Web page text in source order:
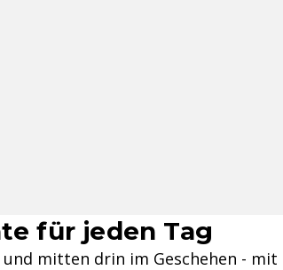
für jeden Tag
mitten drin im Geschehen - mit